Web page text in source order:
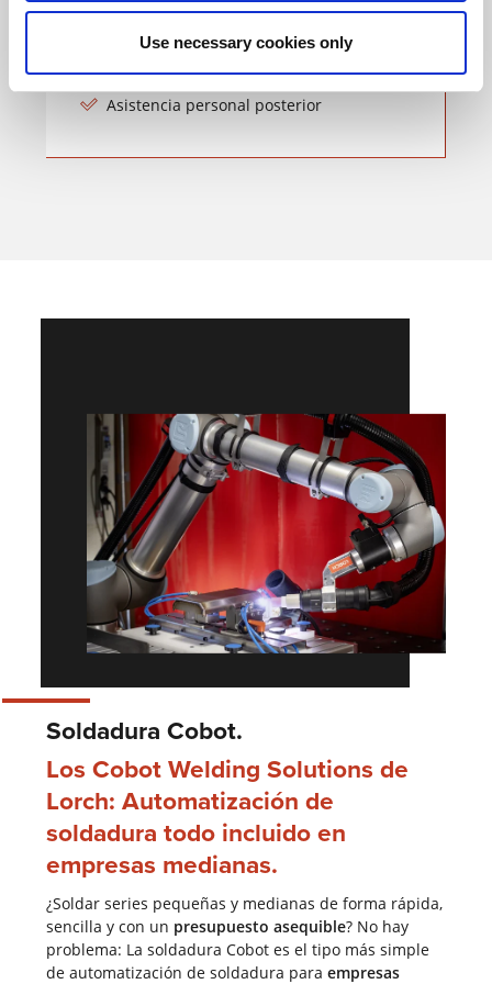
Use necessary cookies only
Menos interlocutores
Asistencia personal posterior
Soldadura Cobot.
Los Cobot Welding Solutions de
Lorch: Automatización de
soldadura todo incluido en
empresas medianas.
¿Soldar series pequeñas y medianas de forma rápida,
sencilla y con un presupuesto asequible? No hay
problema: La soldadura Cobot es el tipo más simple
de automatización de soldadura para empresas